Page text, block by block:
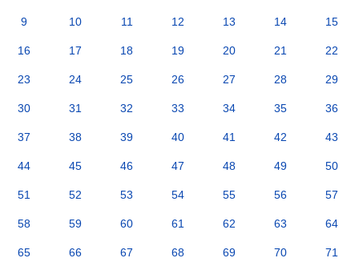
9 10 11 12 13 14 15
16 17 18 19 20 21 22
23 24 25 26 27 28 29
30 31 32 33 34 35 36
37 38 39 40 41 42 43
44 45 46 47 48 49 50
51 52 53 54 55 56 57
58 59 60 61 62 63 64
65 66 67 68 69 70 71